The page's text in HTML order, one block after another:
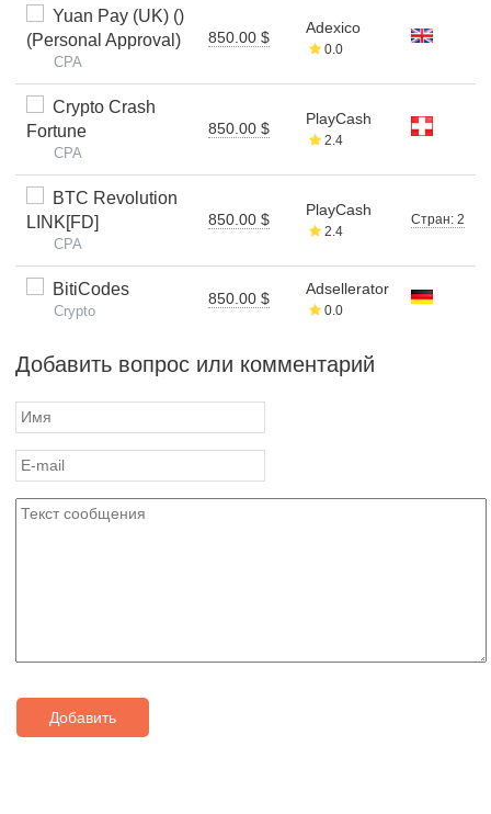
Yuan Pay (UK) ()
(Personal Approval)
CPA
850.00 $
Adexico
0.0
Crypto Crash
Fortune
CPA
850.00 $
PlayCash
2.4
BTC Revolution
LINK[FD]
CPA
850.00 $
PlayCash
2.4
Стран: 2
BitiCodes
Crypto
850.00 $
Adsellerator
0.0
Добавить вопрос или комментарий
Добавить